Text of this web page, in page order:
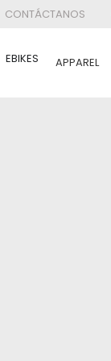
CONTÁCTANOS
EBIKES APPAREL